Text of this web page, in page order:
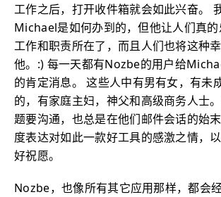
工作之后，打开收件箱就会如此兴奋。
Michael是如何办到的，但他让人们真
工作和职责所在了，而且人们也将这种
他。:) 每一天都有Nozbe的用户给
的肯定消息。 这些人中有男有女，有未
的，有家庭主妇，神父和高级商务人士
题要沟通，也总是在他们邮件会话的始
度表达对如此一款好工具的感激之情，
好祝愿。
Nozbe，也像所有其它应用那样，都会